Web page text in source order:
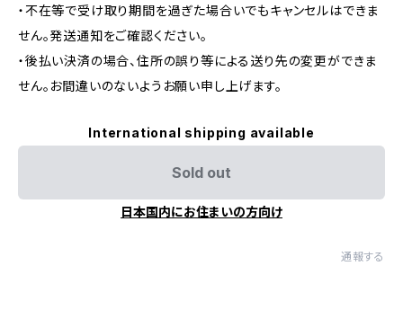
・不在等で受け取り期間を過ぎた場合いでもキャンセルはできま
せん。発送通知をご確認ください。
・後払い決済の場合、住所の誤り等による送り先の変更ができま
せん。お間違いのないようお願い申し上げます。
International shipping available
Sold out
日本国内にお住まいの方向け
通報する